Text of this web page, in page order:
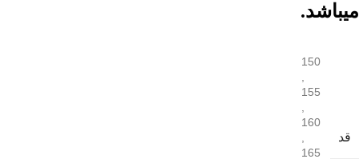
میباشد.
قد
150
155
160
165